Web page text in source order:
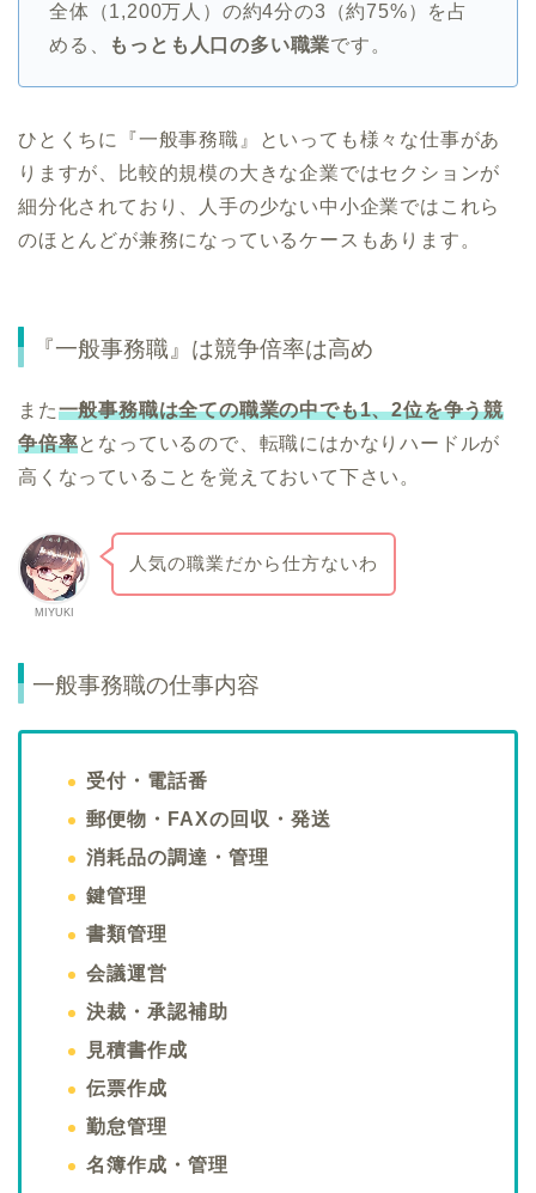
全体（1,200万人）の約4分の3（約75%）を占
める、
もっとも人口の多い職業です。
ひとくちに『一般事務職』といっても様々な仕事があ
りますが、比較的規模の大きな企業ではセクションが
細分化されており、人手の少ない中小企業ではこれら
のほとんどが兼務になっているケースもあります。
『一般事務職』は競争倍率は高め
また一般事務職は全ての職業の中でも1、2位を争う競
争倍率となっているので、転職にはかなりハードルが
高くなっていることを覚えておいて下さい。
MIYUKI
人気の職業だから仕方ないわ
一般事務職の仕事内容
受付・電話番
郵便物・FAXの回収・発送
消耗品の調達・管理
鍵管理
書類管理
会議運営
決裁・承認補助
見積書作成
伝票作成
勤怠管理
名簿作成・管理